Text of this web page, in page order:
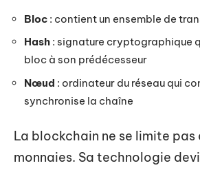
Bloc : contient un ensemble de
Hash : signature cryptographique
bloc à son prédécesseur
Nœud : ordinateur du réseau qui
synchronise la chaîne
La blockchain ne se limite
monnaies. Sa technologie